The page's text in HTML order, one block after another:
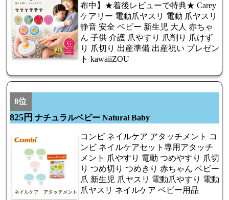
布中】★着後レビューで特典★ Carey
ケアリー 電動爪ヤスリ 電動 爪ヤスリ
静音 安全 ベビー 新生児 大人 赤ちゃ
ん 子供 介護 爪やすり 爪削り 爪けず
り 爪切り 出産準備 出産祝い プレゼン
ト kawaiiZOU
8位
825円 ナチュラルベビー Natural Baby
コンビ ネイルケア アタッチメント コ
ンビ ネイルケアセット専用アタッチ
メント 爪やすり 電動 つめやすり 爪切
り つめ切り つめきり 赤ちゃん ベビー
爪 新生児 爪ヤスリ 電動爪やすり 電動
爪ヤスリ ネイルケア ベビー用品